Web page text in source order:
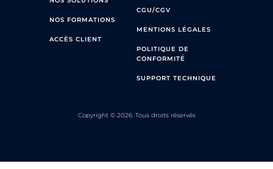
NOS FORMATIONS
ACCÈS CLIENT
CGU/CGV
MENTIONS LÉGALES
POLITIQUE DE
CONFORMITÉ
SUPPORT TECHNIQUE
Copyright © 2026. Tous droits réservés